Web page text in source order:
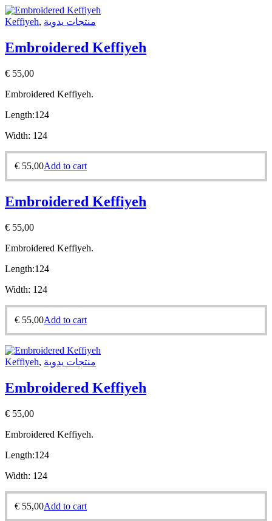
Keffiyeh, منتجات يدوية
Embroidered Keffiyeh
€ 55,00
Embroidered Keffiyeh.
Length:124
Width: 124
€ 55,00Add to cart
Embroidered Keffiyeh
€ 55,00
Embroidered Keffiyeh.
Length:124
Width: 124
€ 55,00Add to cart
Keffiyeh, منتجات يدوية
Embroidered Keffiyeh
€ 55,00
Embroidered Keffiyeh.
Length:124
Width: 124
€ 55,00Add to cart